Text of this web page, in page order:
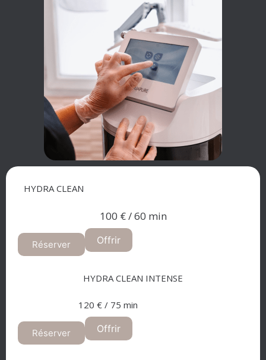
HYDRA CLEAN​
100 € / 60 min
Réserver Offrir
HYDRA CLEAN INTENSE
120 € / 75 min
Réserver Offrir